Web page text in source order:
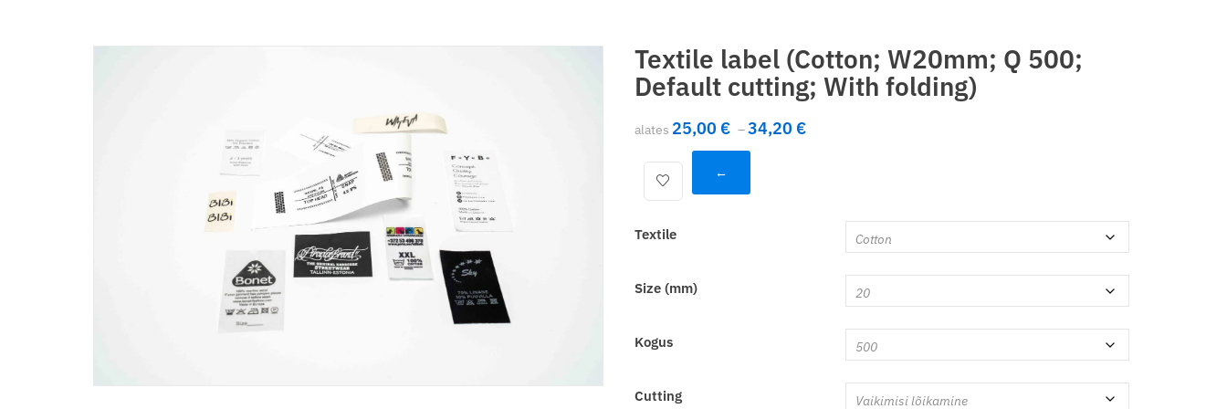
Textile label (Cotton; W20mm; Q 500;
Default cutting; With folding)
alates 25,00 € –34,20 €
←
Textile
Size (mm)
Kogus
Cutting